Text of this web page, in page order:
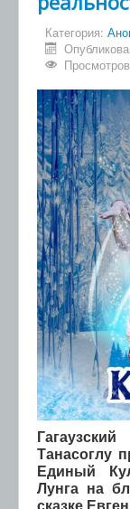
Категория:
Танасоглу
Единый
Лунга на
сказке